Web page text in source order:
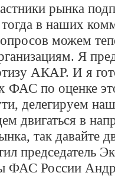
рынка
в наших
можем
Я
АКАР. И я
ФАС по оценке
делегируем
двигаться в
так давайте
председатель
ФАС России